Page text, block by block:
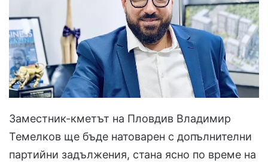
Заместник-кметът на Пловдив Владимир
Темелков ще бъде натоварен с допълнителни
партийни задължения, стана ясно по време на